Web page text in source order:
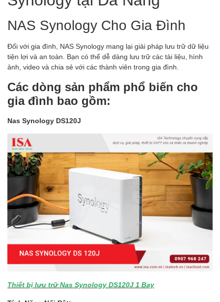
NAS Synology Cho Gia Đình
Đối với gia đình, NAS Synology mang lại giải pháp lưu trữ dữ liệu
tiện lợi và an toàn. Bạn có thể dễ dàng lưu trữ các tài liệu, hình
ảnh, video và chia sẻ với các thành viên trong gia đình.
Các dòng sản phẩm phổ biến cho
gia đình bao gồm:
Nas Synology DS120J
Thiết bị lưu trữ Nas Synology DS120J 1 Bay